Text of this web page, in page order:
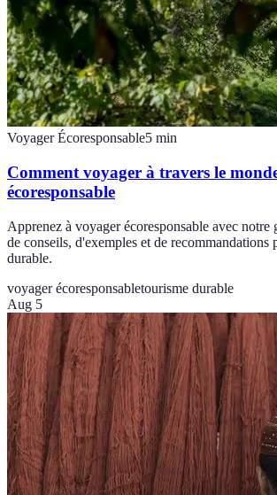
Voyager Écoresponsable5 min
Comment voyager à travers le
écoresponsable
Apprenez à voyager écoresponsable avec notre
de conseils, d'exemples et de recommandations
durable.
voyager écoresponsabletourisme durable
Aug 5